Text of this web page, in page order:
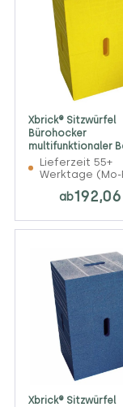
Xbrick® Sitzwürfel
Bürohocker
multifunktionaler
gelbLieferzeit 55+
Werktage (Mo-
ab
Xbrick® Sitzwürfel